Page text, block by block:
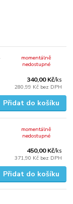
340,00 Kč/ks
280,99 Kč bez DPH
momentálně
nedostupné
Přidat do košíku
450,00 Kč/ks
371,90 Kč bez DPH
momentálně
nedostupné
Přidat do košíku